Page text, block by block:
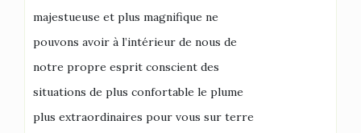
majestueuse et plus magnifique ne
pouvons avoir à l’intérieur de nous de
notre propre esprit conscient des
situations de plus confortable le plume
plus extraordinaires pour vous sur terre